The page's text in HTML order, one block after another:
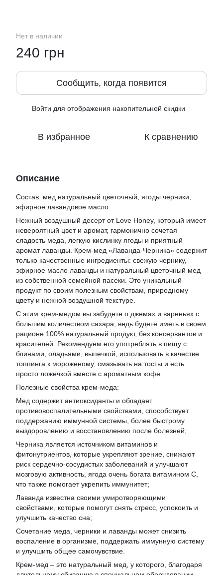
Нет в наличии
240 грн
Сообщить, когда появится
Войти для отображения накопительной скидки
В избранное К сравнению
Описание
Состав: мед натуральный цветочный, ягоды черники,
эфирное лавандовое масло.
Нежный воздушный десерт от Love Honey, который имеет
невероятный цвет и аромат, гармонично сочетая
сладость меда, легкую кислинку ягоды и приятный
аромат лаванды. Крем-мед «Лаванда-Черника» содержит
только качественные ингредиенты: свежую чернику,
эфирное масло лаванды и натуральный цветочный мед
из собственной семейной пасеки. Это уникальный
продукт по своим полезным свойствам, природному
цвету и нежной воздушной текстуре.
С этим крем-медом вы забудете о джемах и вареньях с
большим количеством сахара, ведь будете иметь в своем
рационе 100% натуральный продукт, без консервантов и
красителей. Рекомендуем его употреблять в пищу с
блинами, оладьями, выпечкой, использовать в качестве
топпинга к мороженому, смазывать на тосты и есть
просто ложечкой вместе с ароматным кофе.
Полезные свойства крем-меда:
Мед содержит антиоксиданты и обладает
противовоспалительными свойствами, способствует
поддержанию иммунной системы, более быстрому
выздоровлению и восстановлению после болезней;
Черника является источником витаминов и
фитонутриентов, которые укрепляют зрение, снижают
риск сердечно-сосудистых заболеваний и улучшают
мозговую активность, ягода очень богата витамином С,
что также помогает укрепить иммунитет;
Лаванда известна своими умиротворяющими
свойствами, которые помогут снять стресс, успокоить и
улучшить качество сна;
Сочетание меда, черники и лаванды может снизить
воспаление в организме, поддержать иммунную систему
и улучшить общее самочувствие.
Крем-мед – это натуральный мед, у которого, благодаря